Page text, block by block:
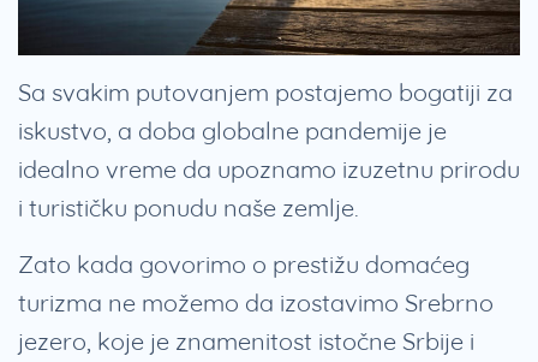
Sa svakim putovanjem postajemo bogatiji za
iskustvo, a doba globalne pandemije je
idealno vreme da upoznamo izuzetnu prirodu
i turističku ponudu naše zemlje.
Zato kada govorimo o prestižu domaćeg
turizma ne možemo da izostavimo Srebrno
jezero, koje je znamenitost istočne Srbije i